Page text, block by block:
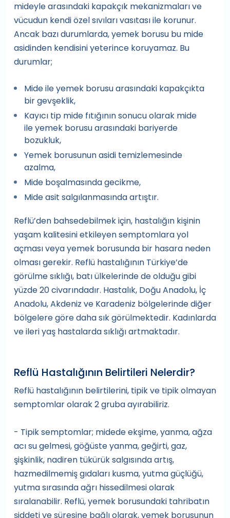
mideyle arasındaki kapakçık mekanizmaları ve
vücudun kendi özel sıvıları vasıtası ile korunur.
Ancak bazı durumlarda, yemek borusu bu mide
asidinden kendisini yeterince koruyamaz. Bu
durumlar;
Mide ile yemek borusu arasındaki kapakçıkta
bir gevşeklik,
Kayıcı tip mide fıtığının sonucu olarak mide
ile yemek borusu arasındaki bariyerde
bozukluk,
Yemek borusunun asidi temizlemesinde
azalma,
Mide boşalmasında gecikme,
Mide asit salgılanmasında artıştır.
Reflü’den bahsedebilmek için, hastalığın kişinin
yaşam kalitesini etkileyen semptomlara yol
açması veya yemek borusunda bir hasara neden
olması gerekir. Reflü hastalığının Türkiye’de
görülme sıklığı, batı ülkelerinde de olduğu gibi
yüzde 20 civarındadır. Hastalık, Doğu Anadolu, İç
Anadolu, Akdeniz ve Karadeniz bölgelerinde diğer
bölgelere göre daha sık görülmektedir. Kadınlarda
ve ileri yaş hastalarda sıklığı artmaktadır.
Reflü Hastalığının Belirtileri Nelerdir?
Reflü hastalığının belirtilerini, tipik ve tipik olmayan
semptomlar olarak 2 gruba ayırabiliriz.
- Tipik semptomlar; midede ekşime, yanma, ağza
acı su gelmesi, göğüste yanma, geğirti, gaz,
şişkinlik, nadiren tükürük salgısında artış,
hazmedilmemiş gıdaları kusma, yutma güçlüğü,
yutma sırasında ağrı hissedilmesi olarak
sıralanabilir. Reflü, yemek borusundaki tahribatın
şiddeti ve süresine bağlı olarak, yemek borusunun